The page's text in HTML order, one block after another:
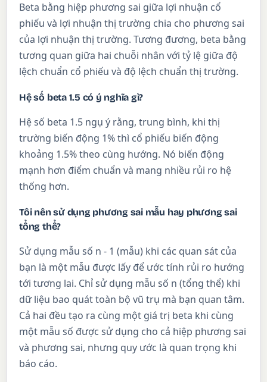
Beta bằng hiệp phương sai giữa lợi nhuận cổ
phiếu và lợi nhuận thị trường chia cho phương sai
của lợi nhuận thị trường. Tương đương, beta bằng
tương quan giữa hai chuỗi nhân với tỷ lệ giữa độ
lệch chuẩn cổ phiếu và độ lệch chuẩn thị trường.
Hệ số beta 1.5 có ý nghĩa gì?
Hệ số beta 1.5 ngụ ý rằng, trung bình, khi thị
trường biến động 1% thì cổ phiếu biến động
khoảng 1.5% theo cùng hướng. Nó biến động
mạnh hơn điểm chuẩn và mang nhiều rủi ro hệ
thống hơn.
Tôi nên sử dụng phương sai mẫu hay phương sai
tổng thể?
Sử dụng mẫu số n - 1 (mẫu) khi các quan sát của
bạn là một mẫu được lấy để ước tính rủi ro hướng
tới tương lai. Chỉ sử dụng mẫu số n (tổng thể) khi
dữ liệu bao quát toàn bộ vũ trụ mà bạn quan tâm.
Cả hai đều tạo ra cùng một giá trị beta khi cùng
một mẫu số được sử dụng cho cả hiệp phương sai
và phương sai, nhưng quy ước là quan trọng khi
báo cáo.